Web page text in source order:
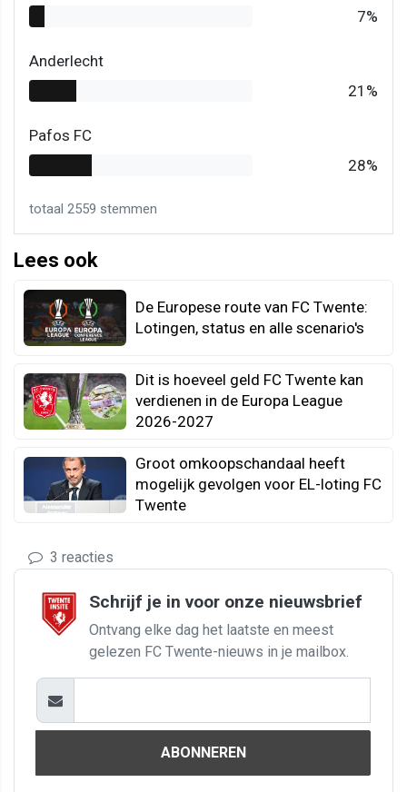
7%
Anderlecht
21%
Pafos FC
28%
totaal 2559 stemmen
Lees ook
De Europese route van FC Twente:
Lotingen, status en alle scenario's
Dit is hoeveel geld FC Twente kan
verdienen in de Europa League
2026-2027
Groot omkoopschandaal heeft
mogelijk gevolgen voor EL-loting FC
Twente
3 reacties
Schrijf je in voor onze nieuwsbrief
Ontvang elke dag het laatste en meest
gelezen FC Twente-nieuws in je mailbox.
ABONNEREN